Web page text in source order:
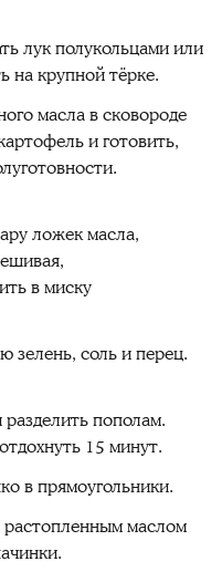
лук полукольцами или
на крупной тёрке.
масла в сковороде
и готовить,
ложек масла,
в миску
зелень, соль и перец.
пополам.
15 минут.
в прямоугольники.
растопленным маслом